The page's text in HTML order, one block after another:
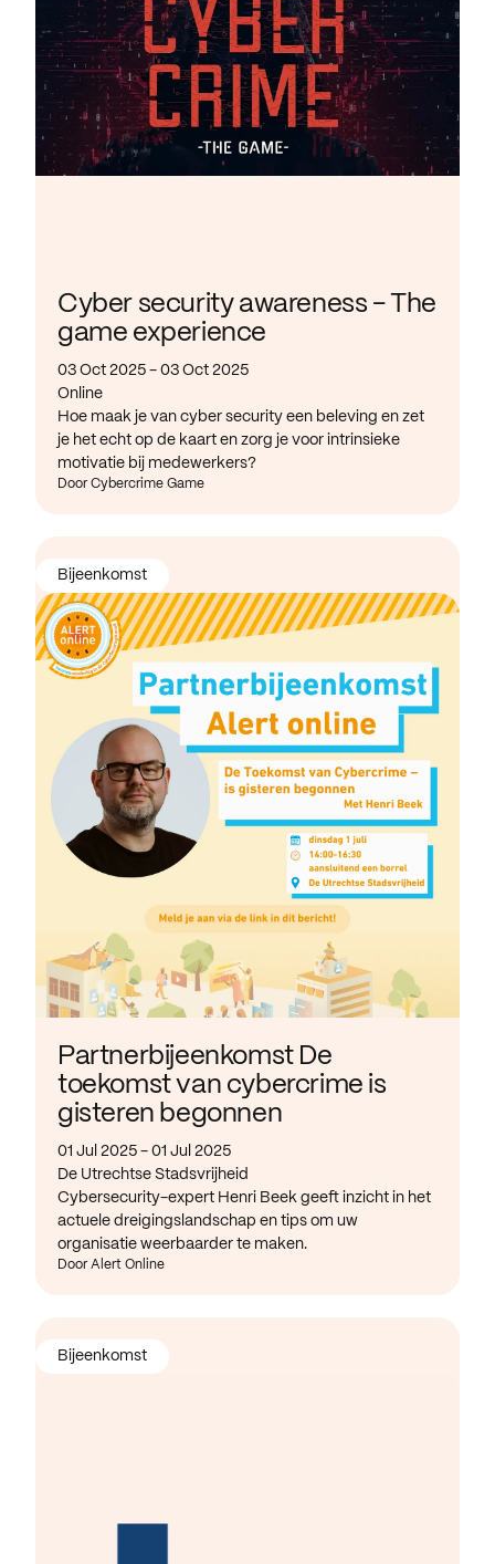
Cyber security awareness - The
game experience
03 Oct 2025 - 03 Oct 2025
Online
Hoe maak je van cyber security een beleving en zet
je het echt op de kaart en zorg je voor intrinsieke
motivatie bij medewerkers?
Door Cybercrime Game
Partnerbijeenkomst De
toekomst van cybercrime is
gisteren begonnen
01 Jul 2025 - 01 Jul 2025
De Utrechtse Stadsvrijheid
Cybersecurity-expert Henri Beek geeft inzicht in het
actuele dreigingslandschap en tips om uw
organisatie weerbaarder te maken.
Door Alert Online
Bijeenkomst
Bijeenkomst